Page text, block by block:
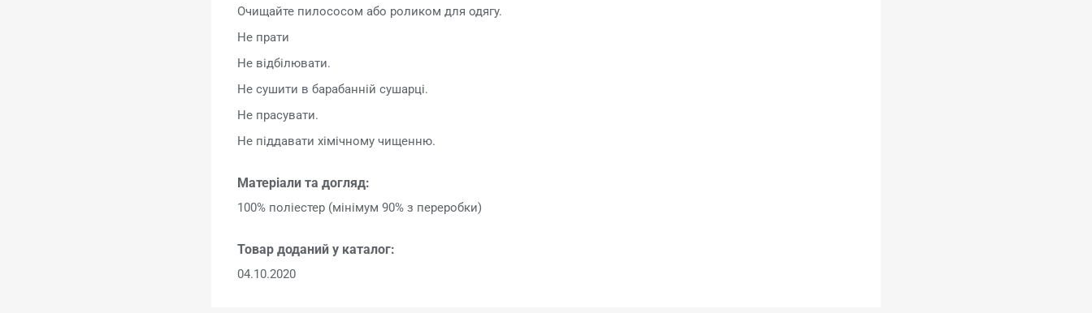
Очищайте пилососом або роликом для одягу.
Не прати
Не відбілювати.
Не сушити в барабанній сушарці.
Не прасувати.
Не піддавати хімічному чищенню.
Матеріали та догляд:
100% поліестер (мінімум 90% з переробки)
Товар доданий у каталог:
04.10.2020